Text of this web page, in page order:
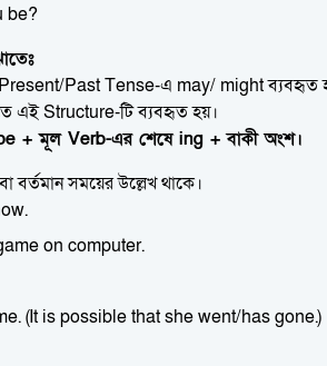
be?
Present/Past Tense-এ may/ might ব্যবহৃত
এই Structure-টি ব্যবহৃত হয়।
+ মূল Verb-এর শেষে ing + বাকী অংশ।
বর্তমান সময়ের উল্লেখ থাকে।
on computer.
(It is possible that she went/has gone.)